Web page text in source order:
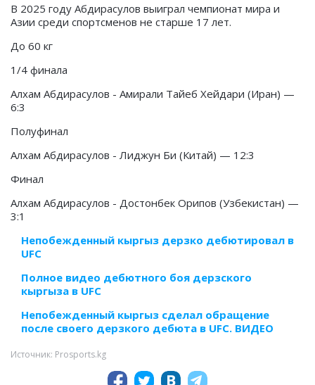
В 2025 году Абдирасулов выиграл чемпионат мира и
Азии среди спортсменов не старше 17 лет.
До 60 кг
1/4 финала
Алхам Абдирасулов - Амирали Тайеб Хейдари (Иран) —
6:3
Полуфинал
Алхам Абдирасулов - Лиджун Би (Китай) — 12:3
Финал
Алхам Абдирасулов - Достонбек Орипов (Узбекистан) —
3:1
Непобежденный кыргыз дерзко дебютировал в
UFC
Полное видео дебютного боя дерзского
кыргыза в UFC
Непобежденный кыргыз сделал обращение
после своего дерзкого дебюта в UFC. ВИДЕО
Источник: Prosports.kg